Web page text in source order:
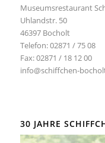
Museumsrestaurant
Uhlandstr. 50
46397 Bocholt
Telefon: 02871 / 75 08
Fax: 02871 / 18 12 00
info@schiffchen-
30 JAHRE